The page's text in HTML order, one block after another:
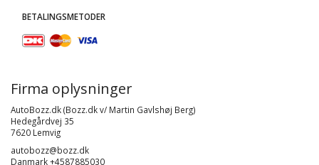
BETALINGSMETODER
Firma oplysninger
AutoBozz.dk (Bozz.dk v/ Martin Gavlshøj Berg)
Hedegårdvej 35
7620 Lemvig
autobozz@bozz.dk
Danmark +4587885030